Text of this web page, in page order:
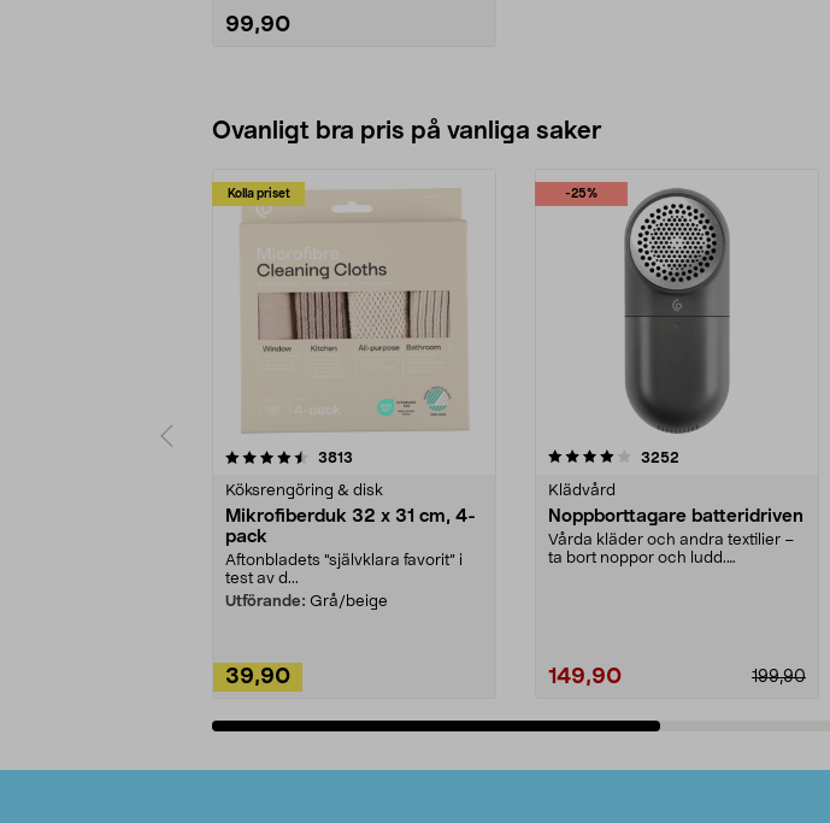
99,90
Ovanligt bra pris på vanliga saker
Kolla priset
3813
Köksrengöring & disk
Mikrofiberduk 32 x 31 cm, 4-
pack
Aftonbladets "självklara favorit” i
test av d...
Utförande: Grå/beige
39,90
-25%
4.0av 5 stjärnor 3252
Klädvård
Noppborttagare batteridriven
Vårda kläder och andra textilier –
ta bort noppor och ludd.
199,90
149,90
4.5av 5 stjärnor